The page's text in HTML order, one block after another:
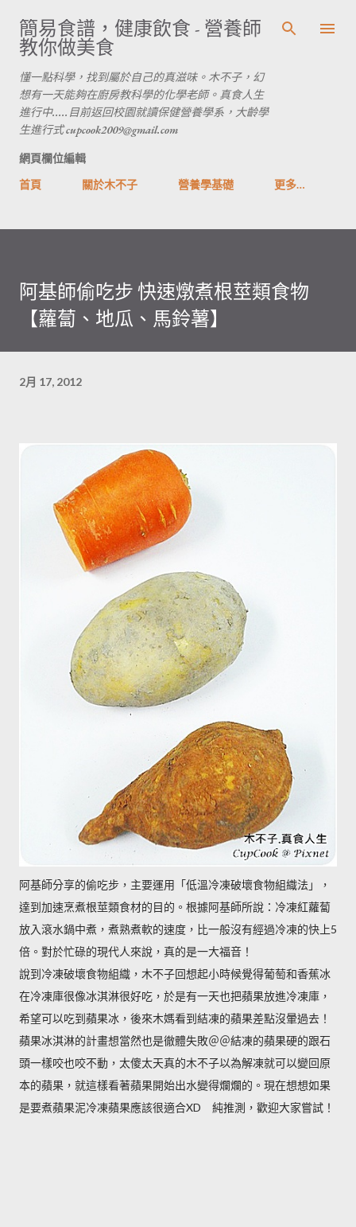
跳到主要內容
簡易食譜，健康飲食 - 營養師
教你做美食
懂一點科學，找到屬於自己的真滋味。木不子，幻
想有一天能夠在廚房教科學的化學老師。真食人生
進行中.....目前返回校園就讀保健營養學系，大齡學
生進行式 cupcook2009@gmail.com
網頁欄位編輯
首頁
關於木不子 營養學基礎 更多…
阿基師偷吃步 快速燉煮根莖類食物
【蘿蔔、地瓜、馬鈴薯】
2月 17, 2012
阿基師分享的偷吃步，主要運用「低溫冷凍破壞食物組織法」，
達到加速烹煮根莖類食材的目的。根據阿基師所說：冷凍紅蘿蔔
放入滾水鍋中煮，煮熟煮軟的速度，比一般沒有經過冷凍的快上5
倍。對於忙碌的現代人來說，真的是一大福音！
說到冷凍破壞食物組織，木不子回想起小時候覺得葡萄和香蕉冰
在冷凍庫很像冰淇淋很好吃，於是有一天也把蘋果放進冷凍庫，
希望可以吃到蘋果冰，後來木媽看到結凍的蘋果差點沒暈過去！
蘋果冰淇淋的計畫想當然也是徹體失敗＠＠結凍的蘋果硬的跟石
頭一樣咬也咬不動，太傻太天真的木不子以為解凍就可以變回原
本的蘋果，就這樣看著蘋果開始出水變得爛爛的。現在想想如果
是要煮蘋果泥冷凍蘋果應該很適合XD 純推測，歡迎大家嘗試！